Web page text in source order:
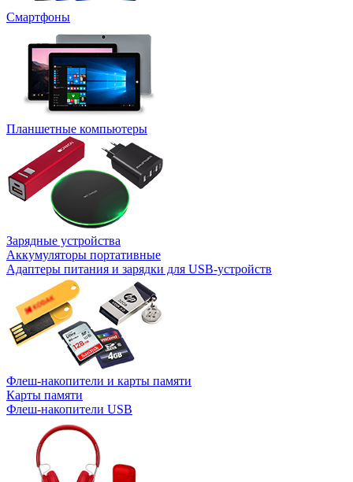
Смартфоны
Планшетные компьютеры
Зарядные устройства
Аккумуляторы портативные
Адаптеры питания и зарядки для USB-устройств
Флеш-накопители и карты памяти
Карты памяти
Флеш-накопители USB